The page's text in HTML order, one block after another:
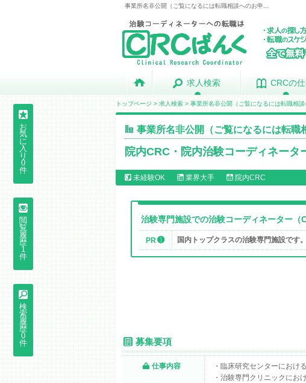
事業所名非公開（ご覧になるには転職相談へのお申...
求人検索
求人検索 CRCの
CRCの
トップページ > 求人検索 > 事業所名非公開（ご覧になるには転職相
事業所名非公開（ご覧になるには転職
院内CRC・院内治験コーディネー
未経験OK 業界大手 院内CRC
治験専門施設での治験コーディネーター（
PR➊ 国内トップクラスの治験専門施設です。
募集要項
仕事内容
・臨床研究センターにおけ
・治験専門クリニックにお
お
気
に
入
り
0
件
閲
覧
履
歴
1
件
検
索
履
歴
0
件